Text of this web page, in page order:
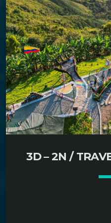
la historia, la música y el
experiencia única.
Habana, relájate en las
Varadero y déjate
3D – 2N /